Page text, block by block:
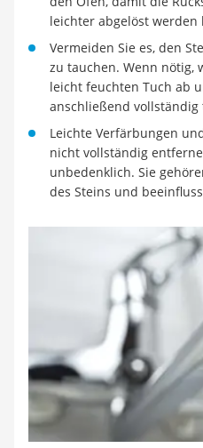
leichter abgelöst werden
Vermeiden Sie es, den
zu tauchen. Wenn nötig,
leicht feuchten Tuch ab
anschließend vollständig
Leichte Verfärbungen
nicht vollständig
unbedenklich. Sie
des Steins und